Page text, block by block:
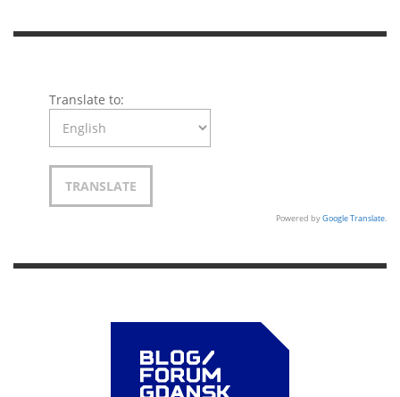
Translate to:
Powered byGoogle Translate